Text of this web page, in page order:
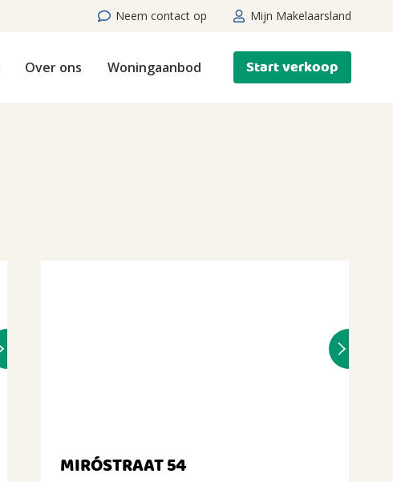
Neem contact op Mijn Makelaarsland
Over ons Woningaanbod Start verkoop
MIRÓSTRAAT 54